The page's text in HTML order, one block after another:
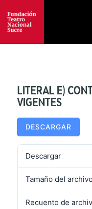
LITERAL E)
VIGENTES
DESCARGAR
Descargar
Tamaño del archivo
Recuento de